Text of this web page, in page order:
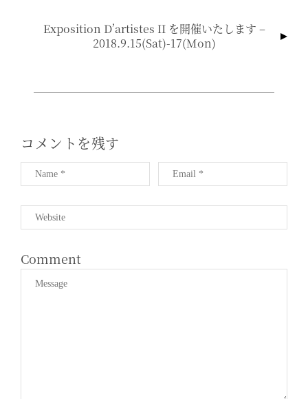
ョ
Exposition D’artistes II を開催いたします –
2018.9.15(sat)-17(mon)
コメントを残す
Comment